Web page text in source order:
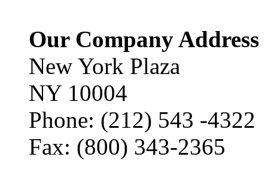
Our Company Address
New York Plaza
NY 10004
Phone: (212) 543 -4322
Fax: (800) 343-2365